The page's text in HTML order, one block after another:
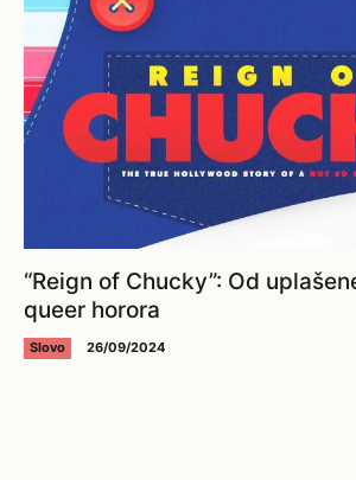
“Reign of Chucky”: Od
queer horora
Slovo 26/09/2024